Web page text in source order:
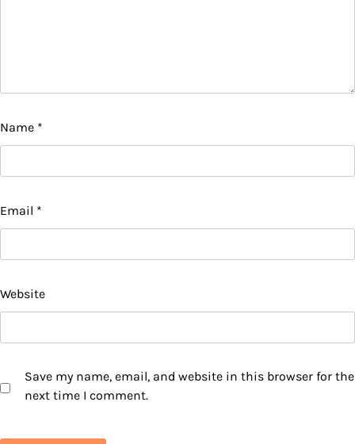
Name *
Email *
Website
Save my name, email, and website in this browser for the
next time I comment.